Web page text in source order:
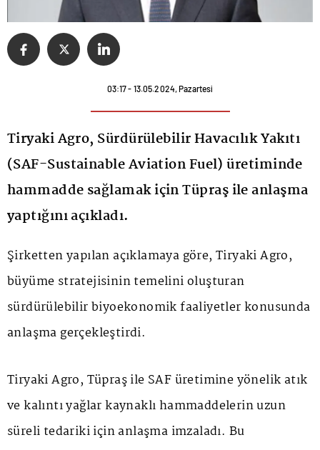
03:17 - 13.05.2024, Pazartesi
Tiryaki Agro, Sürdürülebilir Havacılık Yakıtı
(SAF-Sustainable Aviation Fuel) üretiminde
hammadde sağlamak için Tüpraş ile anlaşma
yaptığını açıkladı.
Şirketten yapılan açıklamaya göre, Tiryaki Agro,
büyüme stratejisinin temelini oluşturan
sürdürülebilir biyoekonomik faaliyetler konusunda
anlaşma gerçekleştirdi.
Tiryaki Agro, Tüpraş ile SAF üretimine yönelik atık
ve kalıntı yağlar kaynaklı hammaddelerin uzun
süreli tedariki için anlaşma imzaladı. Bu